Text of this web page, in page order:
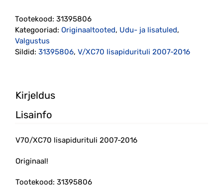
(31395806)
kogus
Tootekood: 31395806
Kategooriad: Originaaltooted, Udu- ja lisatuled,
Valgustus
Sildid: 31395806, V/XC70 lisapidurituli 2007-2016
Kirjeldus
Lisainfo
V70/XC70 lisapidurituli 2007-2016
Originaal!
Tootekood: 31395806